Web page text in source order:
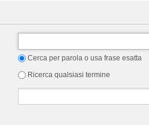
Cerca per parola o usa frase esatta
Ricerca qualsiasi termine